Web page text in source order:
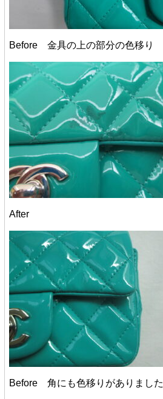
Before 金具の上の部分の色移り
After
Before 角にも色移りがありました